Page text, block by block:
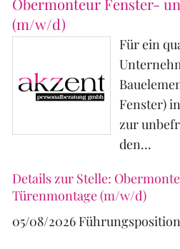
Obermonteur Fenster-
(m/w/d)
Für ein
Fenster)
zur
den...
Details zur Stelle:
Türenmontage (m/w/d)
05/08/2026